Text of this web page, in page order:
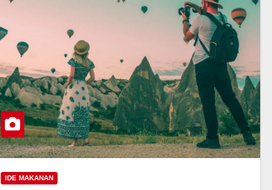
IDE MAKANAN